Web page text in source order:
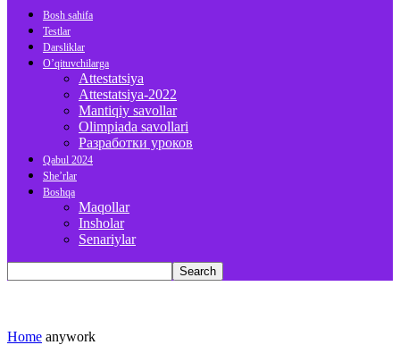
Bosh sahifa
Testlar
Darsliklar
O’qituvchilarga
Attestatsiya
Attestatsiya-2022
Mantiqiy savollar
Olimpiada savollari
Разработки уроков
Qabul 2024
She’rlar
Boshqa
Maqollar
Insholar
Senariylar
Home anywork